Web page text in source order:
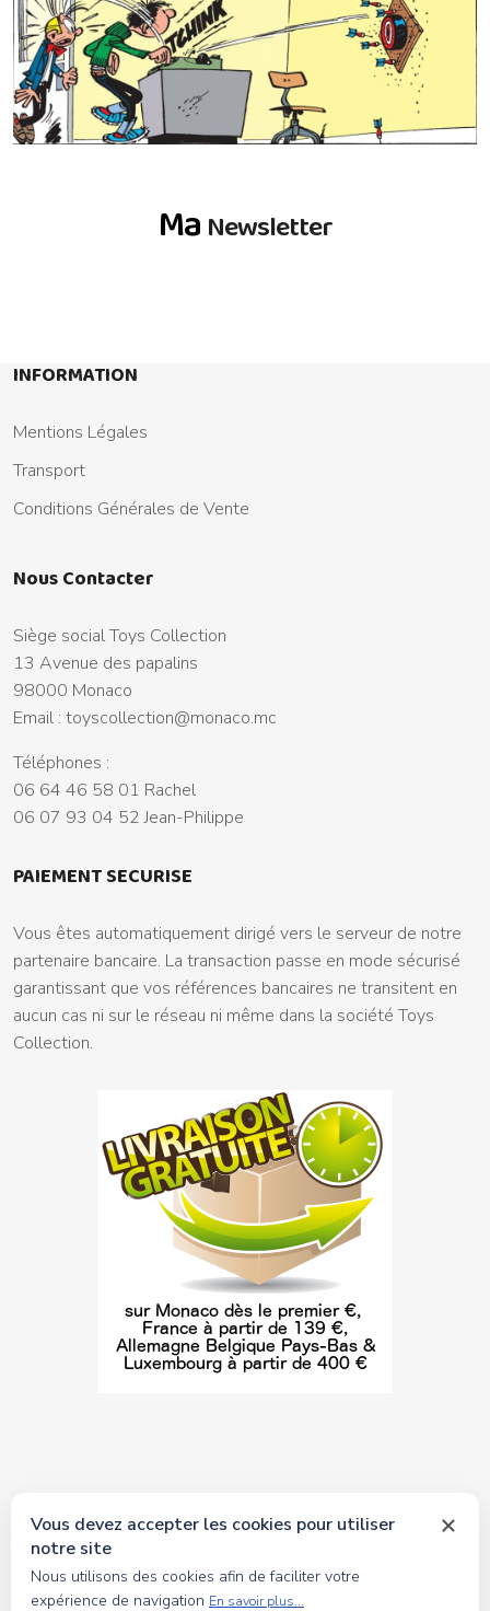
Ma Newsletter
INFORMATION
Mentions Légales
Transport
Conditions Générales de Vente
Nous Contacter
Siège social Toys Collection
13 Avenue des papalins
98000 Monaco
Email : toyscollection@monaco.mc
Téléphones :
06 64 46 58 01 Rachel
06 07 93 04 52 Jean-Philippe
PAIEMENT SECURISE
Vous êtes automatiquement dirigé vers le serveur de notre
partenaire bancaire. La transaction passe en mode sécurisé
garantissant que vos références bancaires ne transitent en
aucun cas ni sur le réseau ni même dans la société Toys
Collection.
© 2026 tous droits réservés Toyscollection. Réalisation
oceanesoft.com
Vous devez accepter les cookies pour utiliser
notre site
Nous utilisons des cookies afin de faciliter votre
expérience de navigation En savoir plus...